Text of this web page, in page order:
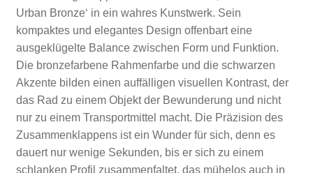
Urban Bronze‘ in ein wahres Kunstwerk. Sein
kompaktes und elegantes Design offenbart eine
ausgeklügelte Balance zwischen Form und Funktion.
Die bronzefarbene Rahmenfarbe und die schwarzen
Akzente bilden einen auffälligen visuellen Kontrast, der
das Rad zu einem Objekt der Bewunderung und nicht
nur zu einem Transportmittel macht. Die Präzision des
Zusammenklappens ist ein Wunder für sich, denn es
dauert nur wenige Sekunden, bis er sich zu einem
schlanken Profil zusammenfaltet, das mühelos auch in